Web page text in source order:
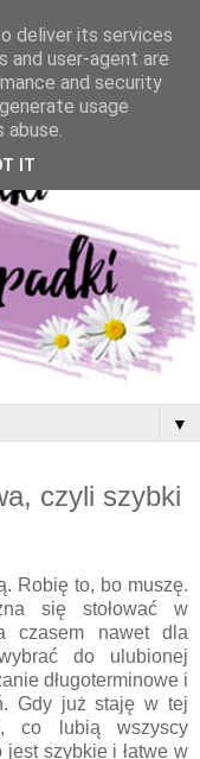
▼
czyli szybki
Robię to, bo muszę.
się stołować w
czasem nawet dla
do ulubionej
długoterminowe i
Gdy już staję w tej
co lubią wszyscy
jest szybkie i łatwe w
deliver its services
and user-agent are
and security
usage
IT